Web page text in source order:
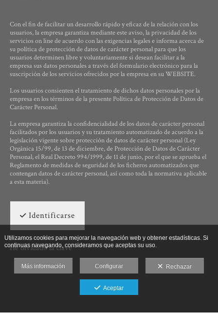
Con el fin de facilitar un desarrollo rápido y eficaz de la relación con los
usuarios, la empresa garantiza mediante este aviso, la privacidad de los
servicios on line de acuerdo con las exigencias legales e informa acerca de
su política de protección de datos de carácter personal para que los
usuarios determinen libre y voluntariamente si desean facilitar a la
empresa sus datos personales a través del formulario electrónico para la
suscripción de los servicios ofrecidos por la empresa en su WEBSITE.
Los usuarios consienten el tratamiento de dichos datos personales por la
empresa en los términos de la presente Política de Protección de Datos de
Carácter Personal.
La empresa garantiza la confidencialidad de los datos de carácter personal
facilitados por los usuarios y su tratamiento automatizado de acuerdo a la
legislación vigente sobre protección de datos de carácter personal (Ley
Orgánica 15/99, de 13 de diciembre, de Protección de Datos de Carácter
Personal, el Real Decreto 994/1999, de 11 de junio, por el que se aprueba el
Reglamento de medidas de seguridad de los ficheros automatizados que
contengan datos de carácter personal, así como toda la normativa aplicable
a esta materia).
Identificarse
He olvidado la clave
Utilizamos cookies para mejorar la navegación web y obtener estadísticas. Si
continuas navegando, consideramos que aceptas su uso.
Más información Configurar Rechazar
Aceptar